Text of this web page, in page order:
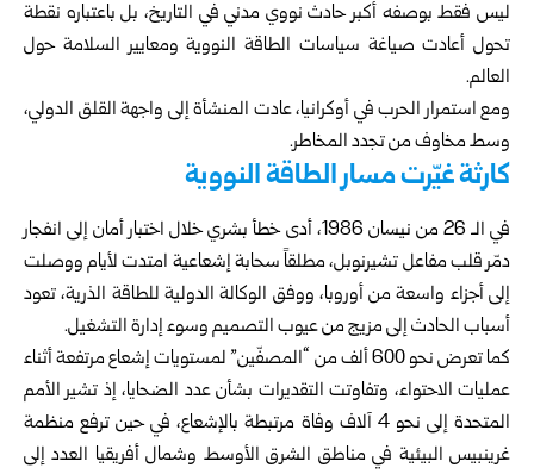
ليس فقط بوصفه أكبر حادث نووي مدني في التاريخ، بل باعتباره نقطة
تحول أعادت صياغة سياسات الطاقة النووية ومعايير السلامة حول
العالم.
ومع استمرار الحرب في أوكرانيا، عادت المنشأة إلى واجهة القلق الدولي،
وسط مخاوف من تجدد المخاطر.
كارثة غيّرت مسار الطاقة النووية
في الـ 26 من نيسان 1986، أدى خطأ بشري خلال اختبار أمان إلى انفجار
دمّر قلب مفاعل تشيرنوبل، مطلقاً سحابة إشعاعية امتدت لأيام ووصلت
إلى أجزاء واسعة من أوروبا، ووفق الوكالة الدولية للطاقة الذرية، تعود
أسباب الحادث إلى مزيج من عيوب التصميم وسوء إدارة التشغيل.
كما تعرض نحو 600 ألف من “المصفّين” لمستويات إشعاع مرتفعة أثناء
عمليات الاحتواء، وتفاوتت التقديرات بشأن عدد الضحايا، إذ تشير الأمم
المتحدة إلى نحو 4 آلاف وفاة مرتبطة بالإشعاع، في حين ترفع منظمة
غرينبيس البيئية في مناطق الشرق الأوسط وشمال أفريقيا العدد إلى